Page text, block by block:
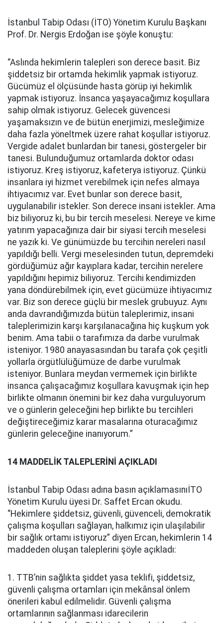
İstanbul Tabip Odası (İTO) Yönetim Kurulu Başkanı
Prof. Dr. Nergis Erdoğan ise şöyle konuştu:
“Aslında hekimlerin talepleri son derece basit. Biz
şiddetsiz bir ortamda hekimlik yapmak istiyoruz.
Gücümüz el ölçüsünde hasta görüp iyi hekimlik
yapmak istiyoruz. İnsanca yaşayacağımız koşullara
sahip olmak istiyoruz. Gelecek güvencesi
yaşamaksızın ve de bütün enerjimizi, mesleğimize
daha fazla yöneltmek üzere rahat koşullar istiyoruz.
Vergide adalet bunlardan bir tanesi, göstergeler bir
tanesi. Bulunduğumuz ortamlarda doktor odası
istiyoruz. Kreş istiyoruz, kafeterya istiyoruz. Çünkü
insanlara iyi hizmet verebilmek için nefes almaya
ihtiyacımız var. Evet bunlar son derece basit,
uygulanabilir istekler. Son derece insani istekler. Ama
biz biliyoruz ki, bu bir tercih meselesi. Nereye ve kime
yatırım yapacağınıza dair bir siyasi tercih meselesi
ne yazık ki. Ve günümüzde bu tercihin nereleri nasıl
yapıldığı belli. Vergi meselesinden tutun, depremdeki
gördüğümüz ağır kayıplara kadar, tercihin nerelere
yapıldığını hepimiz biliyoruz. Tercihi kendimizden
yana döndürebilmek için, evet gücümüze ihtiyacımız
var. Biz son derece güçlü bir meslek grubuyuz. Aynı
anda davrandığımızda bütün taleplerimiz, insani
taleplerimizin karşı karşılanacağına hiç kuşkum yok
benim. Ama tabii o tarafımıza da darbe vurulmak
isteniyor. 1980 anayasasından bu tarafa çok çeşitli
yollarla örgütlülüğümüze de darbe vurulmak
isteniyor. Bunlara meydan vermemek için birlikte
insanca çalışacağımız koşullara kavuşmak için hep
birlikte olmanın önemini bir kez daha vurguluyorum
ve o günlerin geleceğini hep birlikte bu tercihleri
değiştireceğimiz karar masalarına oturacağımız
günlerin geleceğine inanıyorum.”
14 MADDELİK TALEPLERİNİ AÇIKLADI
İstanbul Tabip Odası adına basın açıklamasınıİTO
Yönetim Kurulu üyesi Dr. Saffet Ercan okudu.
“Hekimlere şiddetsiz, güvenli, güvenceli, demokratik
çalışma koşulları sağlayan, halkımız için ulaşılabilir
bir sağlık ortamı istiyoruz” diyen Ercan, hekimlerin 14
maddeden oluşan taleplerini şöyle açıkladı:
1. TTB’nin sağlıkta şiddet yasa teklifi, şiddetsiz,
güvenli çalışma ortamları için mekânsal önlem
önerileri kabul edilmelidir. Güvenli çalışma
ortamlarının sağlanması idarecilerin